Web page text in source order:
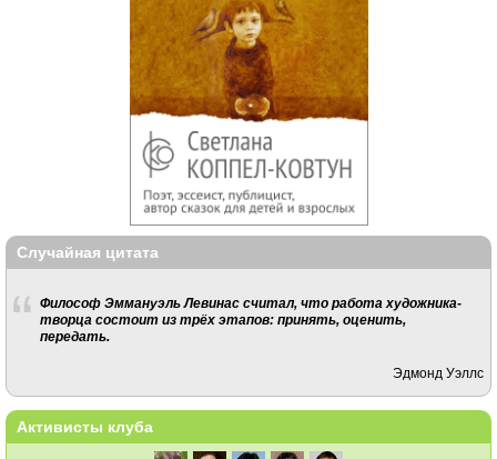
Случайная цитата
Философ Эммануэль Левинас считал, что работа художника-
творца состоит из трёх этапов: принять, оценить,
передать.
Эдмонд Уэллс
Активисты клуба